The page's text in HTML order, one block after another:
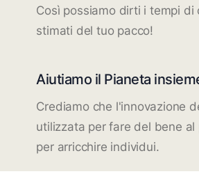
Così possiamo dirti i tempi di
stimati del tuo pacco!
Aiutiamo il Pianeta
Crediamo che l'innovazione
utilizzata per fare del bene al
per arricchire individui.